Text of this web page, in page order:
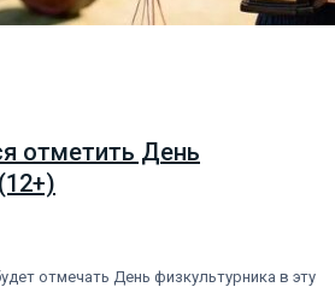
отметить День
отмечать День физкультурника в эту